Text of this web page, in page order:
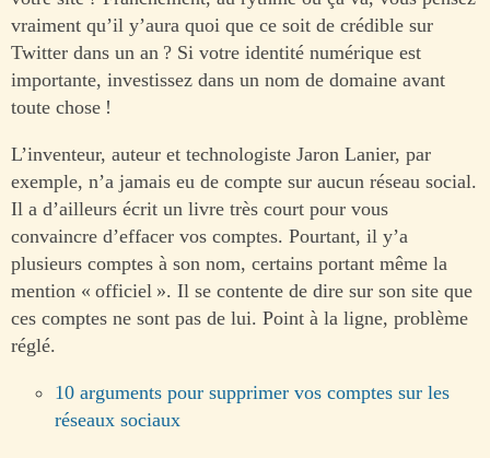
vraiment qu’il y’aura quoi que ce soit de crédible sur
Twitter dans un an ? Si votre identité numérique est
importante, investissez dans un nom de domaine avant
toute chose !
L’inventeur, auteur et technologiste Jaron Lanier, par
exemple, n’a jamais eu de compte sur aucun réseau social.
Il a d’ailleurs écrit un livre très court pour vous
convaincre d’effacer vos comptes. Pourtant, il y’a
plusieurs comptes à son nom, certains portant même la
mention « officiel ». Il se contente de dire sur son site que
ces comptes ne sont pas de lui. Point à la ligne, problème
réglé.
10 arguments pour supprimer vos comptes sur les
réseaux sociaux